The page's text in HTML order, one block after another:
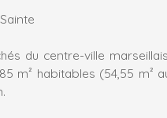
du centre-ville marseillais,
m² habitables (54,55 m²